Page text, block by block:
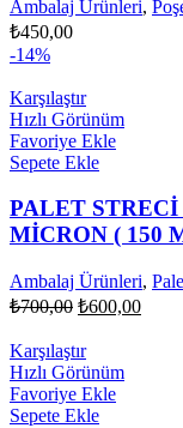
Ambalaj Ürünleri,
₺450,00
-14%
Karşılaştır
Hızlı Görünüm
Favoriye Ekle
Sepete Ekle
PALET STRECİ
MİCRON ( 150
Ambalaj Ürünleri,
₺700,00 Orijinal
₺700,00.
₺600,00Şu
Karşılaştır
Hızlı Görünüm
Favoriye Ekle
Sepete Ekle